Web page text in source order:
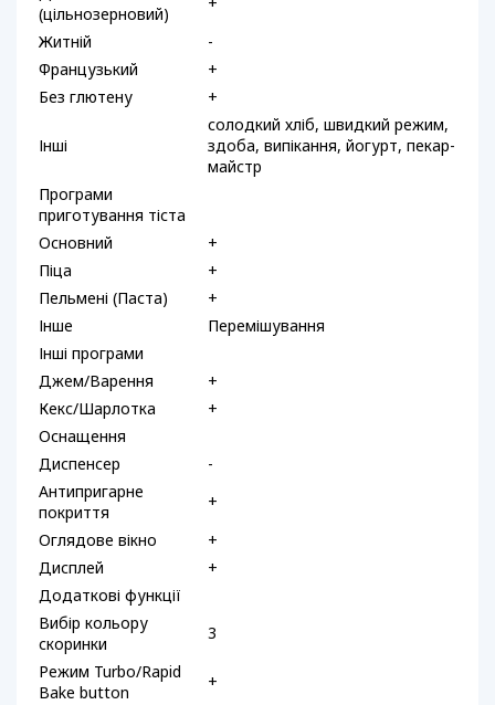
(цільнозерновий)
Житній
-
Французький
+
Без глютену
+
Інші
солодкий хліб, швидкий режим,
здоба, випікання, йогурт, пекар-
майстр
Програми
приготування тіста
Основний
+
Піца
+
Пельмені (Паста)
+
Інше
Перемішування
Інші програми
Джем/Варення
+
Кекс/Шарлотка
+
Оснащення
Диспенсер
-
Антипригарне
покриття
+
Оглядове вікно
+
Дисплей
+
Додаткові функції
Вибір кольору
скоринки
3
Режим Turbo/Rapid
Bake button
+